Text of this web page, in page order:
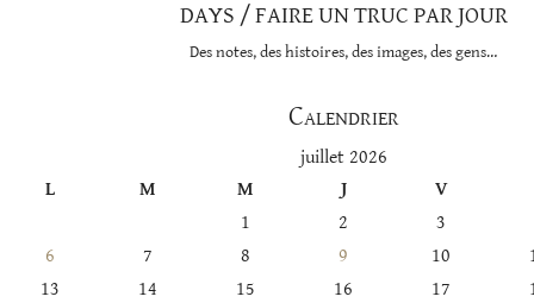
DAYS / FAIRE UN TRUC PAR JOUR
Des notes, des histoires, des images, des gens…
Calendrier
juillet 2026
L
M M J
V
1
2
3
6
7 8 9 10
13
14 15 16 17